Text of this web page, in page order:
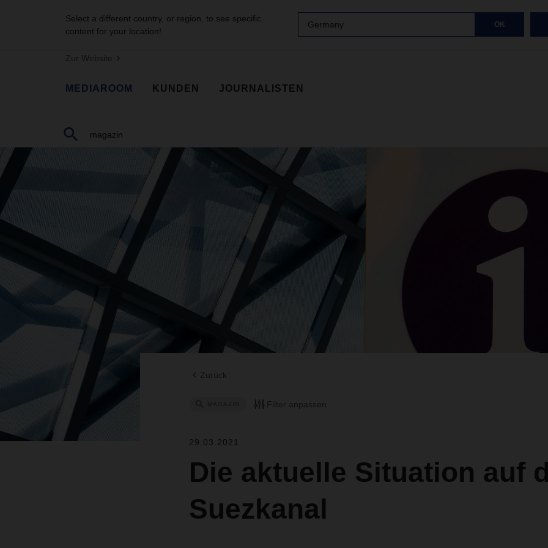
Select a different country, or region, to see specific
content for your location!
Germany OK
Zur Website
MEDIAROOM KUNDEN JOURNALISTEN
Zurück
Filter anpassen
29.03.2021
Die aktuelle Situation auf
Suezkanal